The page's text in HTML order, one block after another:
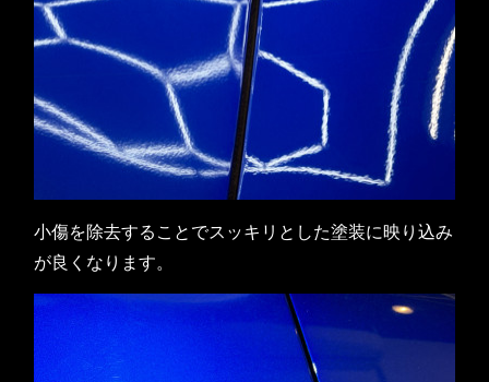
小傷を除去することでスッキリとした塗装に映り込み
が良くなります。